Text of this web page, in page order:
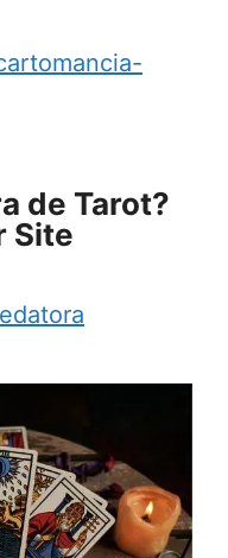
de Tarot?
Site